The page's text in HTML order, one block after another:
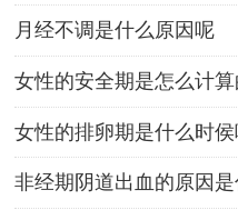
月经不调是什么原因呢
女性的安全期是怎么计算
女性的排卵期是什么时
非经期阴道出血的原因